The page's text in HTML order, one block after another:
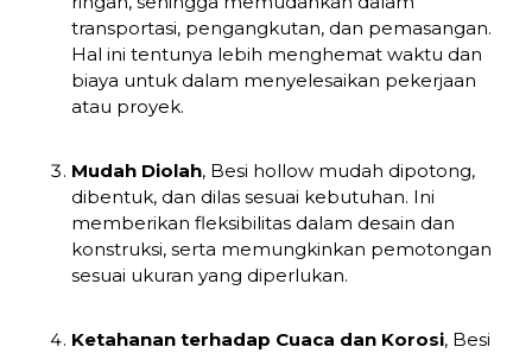
transportasi, pengangkutan, dan pemasangan.
Hal ini tentunya lebih menghemat waktu dan
biaya untuk dalam menyelesaikan pekerjaan
atau proyek.
Mudah Diolah, Besi hollow mudah dipotong,
dibentuk, dan dilas sesuai kebutuhan. Ini
memberikan fleksibilitas dalam desain dan
konstruksi, serta memungkinkan pemotongan
sesuai ukuran yang diperlukan.
Ketahanan terhadap Cuaca dan Korosi, Besi